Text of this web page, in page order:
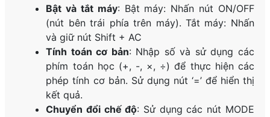
Bật và tắt máy: Bật máy: Nhấn nút ON/OFF
(nút bên trái phía trên máy). Tắt máy: Nhấn
và giữ nút Shift + AC
Tính toán cơ bản: Nhập số và sử dụng các
phím toán học (+, -, ×, ÷) để thực hiện các
phép tính cơ bản. Sử dụng nút ‘=’ để hiển thị
kết quả.
Chuyển đổi chế độ: Sử dụng các nút MODE